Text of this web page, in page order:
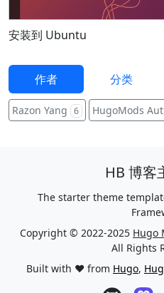
安装到 Ubuntu
作者 分类
Razon Yang 6 HugoMods
HB 博客
The starter theme
Copyright © 2022-2025 Hugo
All Rights
Built with ❤️ from Hugo,